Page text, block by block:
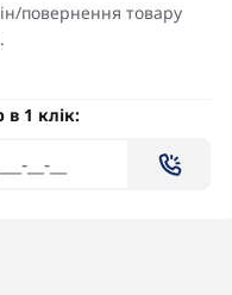
повернення товару
в 1 клік: